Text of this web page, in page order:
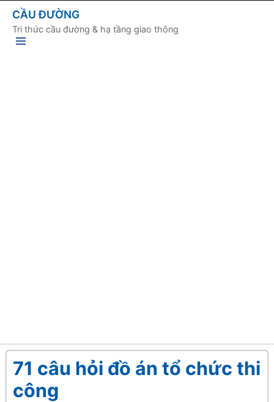
CẦU ĐƯỜNG
Tri thức cầu đường & hạ tầng giao thông
71 câu hỏi đồ án tổ chức thi
công